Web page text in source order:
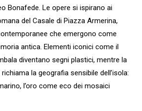
Bonafede. Le opere si ispirano ai
del Casale di Piazza Armerina,
che emergono come
antica. Elementi iconici come il
diventano segni plastici, mentre la
la geografia sensibile dell’isola:
l’oro come eco dei mosaici